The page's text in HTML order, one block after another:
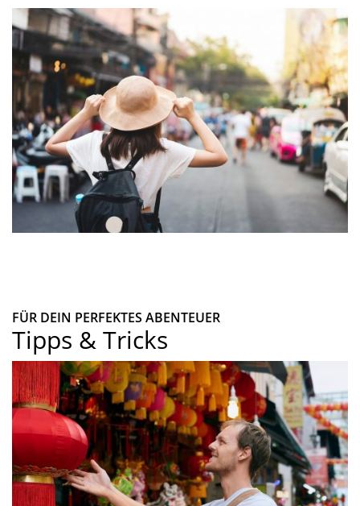
FÜR DEIN PERFEKTES ABENTEUER
Tipps & Tricks